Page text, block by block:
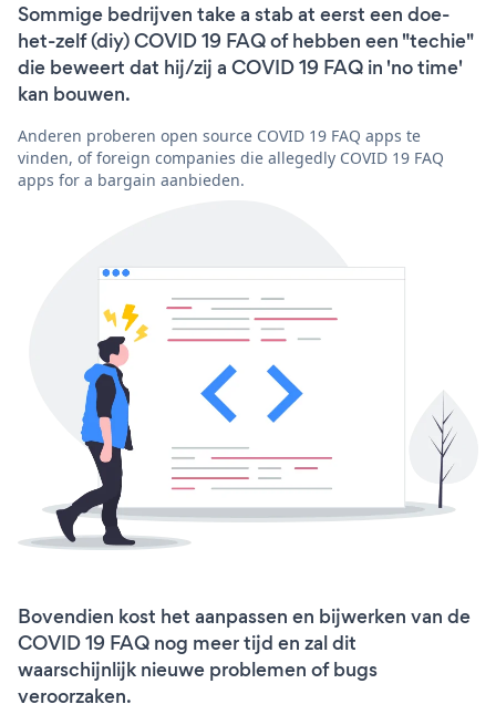
Sommige bedrijven take a stab at eerst een doe-
het-zelf (diy) COVID 19 FAQ of hebben een "techie"
die beweert dat hij/zij a COVID 19 FAQ in 'no time'
kan bouwen.
Anderen proberen open source COVID 19 FAQ apps te
vinden, of foreign companies die allegedly COVID 19 FAQ
apps for a bargain aanbieden.
Bovendien kost het aanpassen en bijwerken van de
COVID 19 FAQ nog meer tijd en zal dit
waarschijnlijk nieuwe problemen of bugs
veroorzaken.